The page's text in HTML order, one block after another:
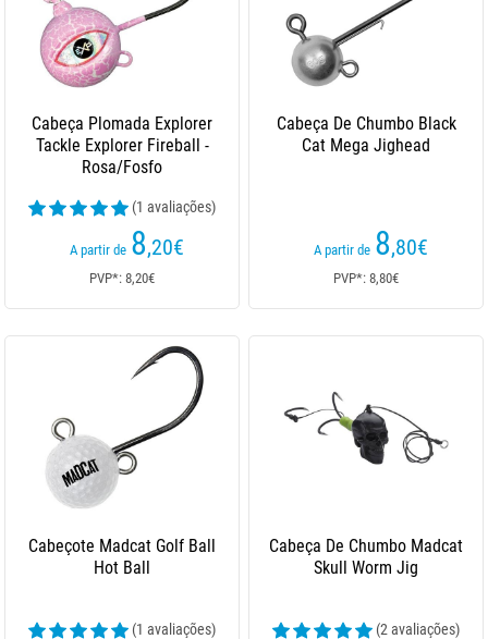
Cabeça Plomada Explorer
Tackle Explorer Fireball -
Rosa/Fosfo
(1 avaliações)
A partir de 8,20€
PVP*: 8,20€
Cabeça De Chumbo Black
Cat Mega Jighead
A partir de 8,80€
PVP*: 8,80€
Cabeçote Madcat Golf Ball
Hot Ball
(1 avaliações)
Cabeça De Chumbo Madcat
Skull Worm Jig
(2 avaliações)